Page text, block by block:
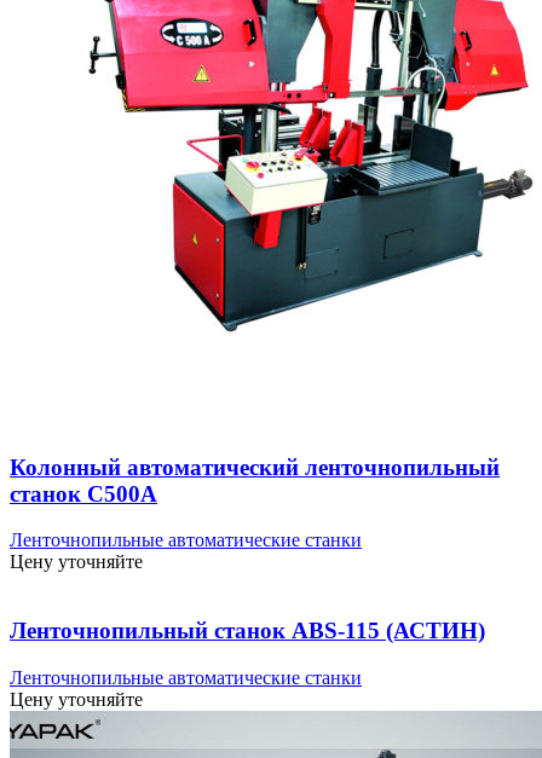
Колонный автоматический ленточнопильный
станок C500A
Ленточнопильные автоматические станки
Цену уточняйте
Ленточнопильный станок ABS-115 (АСТИН)
Ленточнопильные автоматические станки
Цену уточняйте